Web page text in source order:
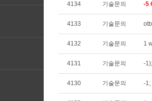
4134 기술문의 -5
4133 기술문의
4132 기술문의 1
4131 기술문의 -
4130 기술문의 -1;